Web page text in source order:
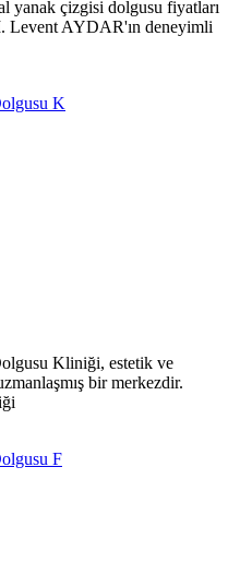
yanak çizgisi dolgusu fiyatları
Levent AYDAR'ın deneyimli
K
Kliniği, estetik ve
bir merkezdir.
F